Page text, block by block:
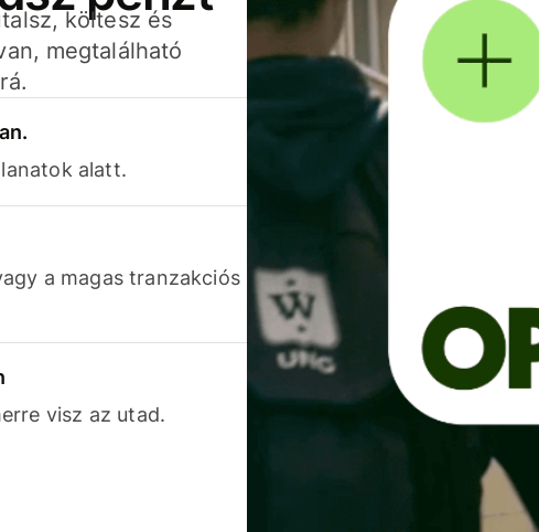
költesz és
megtalálható
alatt.
a magas tranzakciós
visz az utad.